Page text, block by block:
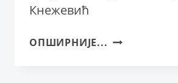
Кнежевић
ОПШИРНИЈЕ... ИНТЕРВЈУ